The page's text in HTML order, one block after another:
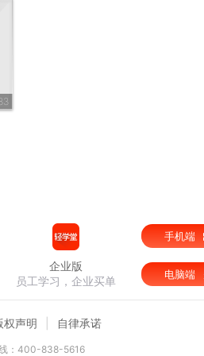
企业版
员工学习，企业买单
手机端
电脑端
权声明 自律承诺
：400-838-5616